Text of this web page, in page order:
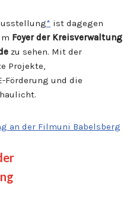
* ist dagegen
Foyer der Kreisverwaltung
zu sehen. Mit der
Projekte,
Förderung und die